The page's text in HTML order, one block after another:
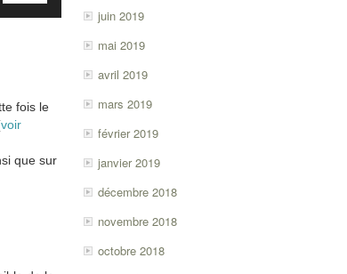
les
diminuer
le
fois le
voir
que sur
juin 2019
mai 2019
avril 2019
mars 2019
février 2019
janvier 2019
décembre 2018
novembre 2018
octobre 2018